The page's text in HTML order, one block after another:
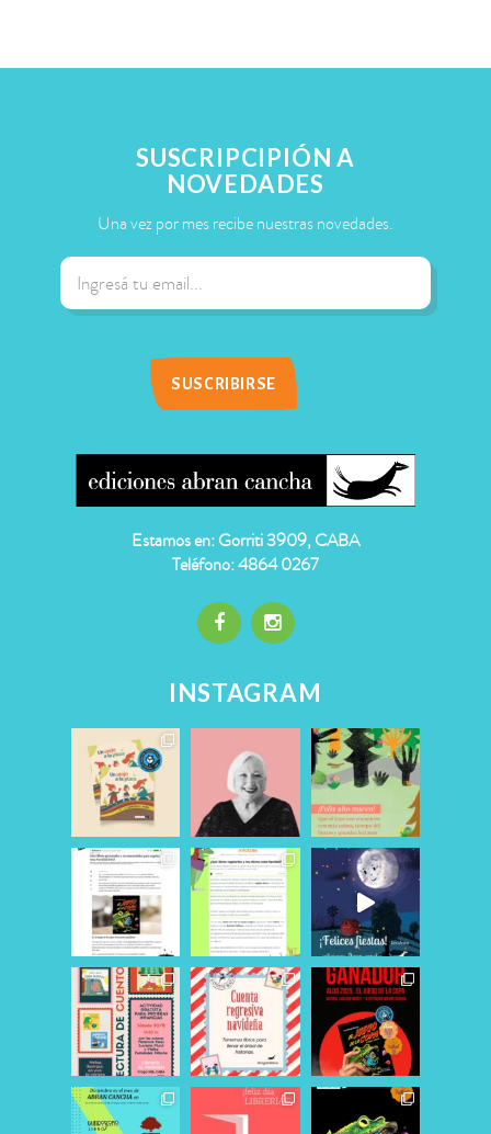
SUSCRIPCIPIÓN A
NOVEDADES
Una vez por mes recibe nuestras novedades.
Estamos en: Gorriti 3909, CABA
Teléfono: 4864 0267
INSTAGRAM